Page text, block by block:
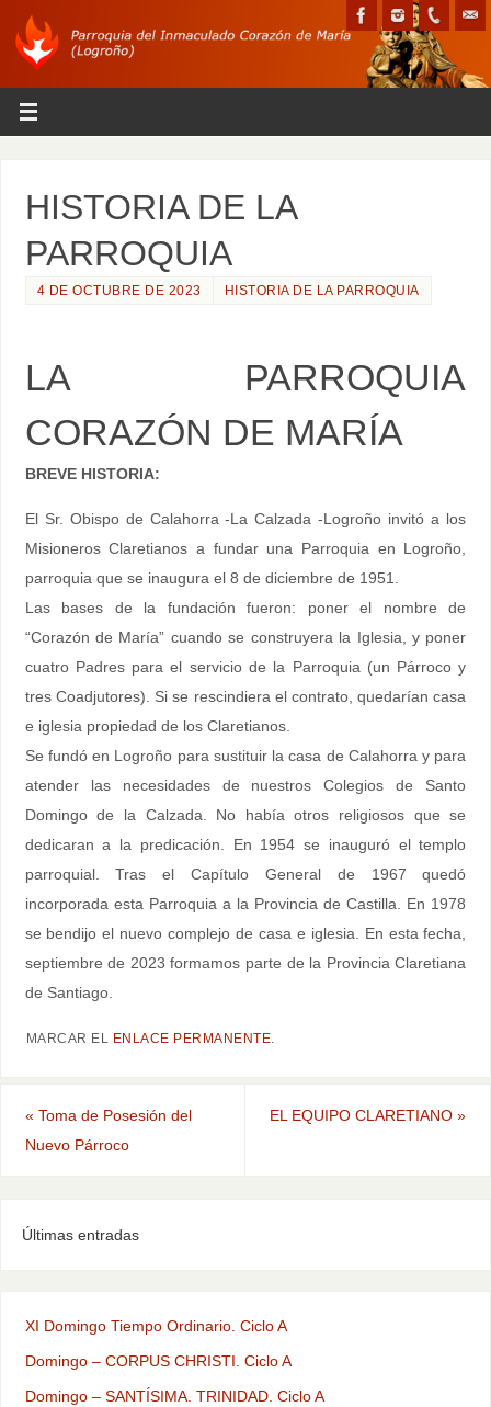
HISTORIA DE LA
PARROQUIA
4 DE OCTUBRE DE 2023 HISTORIA DE LA PARROQUIA
LA PARROQUIA
CORAZÓN DE MARÍA
BREVE HISTORIA:
El Sr. Obispo de Calahorra -La Calzada -Logroño invitó a los
Misioneros Claretianos a fundar una Parroquia en Logroño,
parroquia que se inaugura el 8 de diciembre de 1951.
Las bases de la fundación fueron: poner el nombre de
“Corazón de María” cuando se construyera la Iglesia, y poner
cuatro Padres para el servicio de la Parroquia (un Párroco y
tres Coadjutores). Si se rescindiera el contrato, quedarían casa
e iglesia propiedad de los Claretianos.
Se fundó en Logroño para sustituir la casa de Calahorra y para
atender las necesidades de nuestros Colegios de Santo
Domingo de la Calzada. No había otros religiosos que se
dedicaran a la predicación. En 1954 se inauguró el templo
parroquial. Tras el Capítulo General de 1967 quedó
incorporada esta Parroquia a la Provincia de Castilla. En 1978
se bendijo el nuevo complejo de casa e iglesia. En esta fecha,
septiembre de 2023 formamos parte de la Provincia Claretiana
de Santiago.
MARCAR EL ENLACE PERMANENTE
« Toma de Posesión del
Nuevo Párroco
EL EQUIPO CLARETIANO»
Últimas entradas
XI Domingo Tiempo Ordinario. Ciclo A
Domingo – CORPUS CHRISTI. Ciclo A
Domingo – SANTÍSIMA. TRINIDAD. Ciclo A